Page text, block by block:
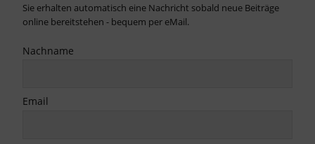
Sie erhalten automatisch eine Nachricht sobald neue Beiträge
online bereitstehen - bequem per eMail.
Nachname
Email